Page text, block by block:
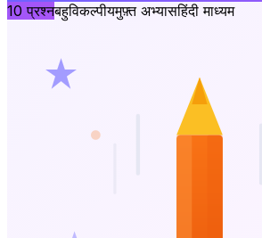
10 प्रश्नबहुविकल्पीयमुफ़्त अभ्यासहिंदी माध्यम